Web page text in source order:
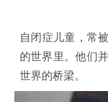
自闭症儿童，常
的世界里。他们
世界的桥梁。